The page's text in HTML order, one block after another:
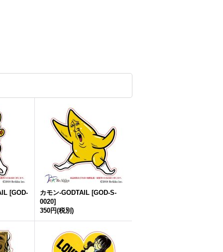
[GOD- カモン-GODTAIL [GOD-S-
0020]
350円(税別)